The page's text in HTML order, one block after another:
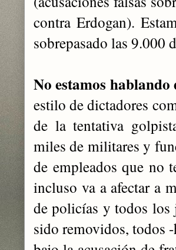
contra Erdogan).
sobrepasado las 9.000
No estamos
estilo de dictadores
de la tentativa
miles de militares y
de empleados que no
incluso va a afectar a
de policías y todos
sido removidos, todos